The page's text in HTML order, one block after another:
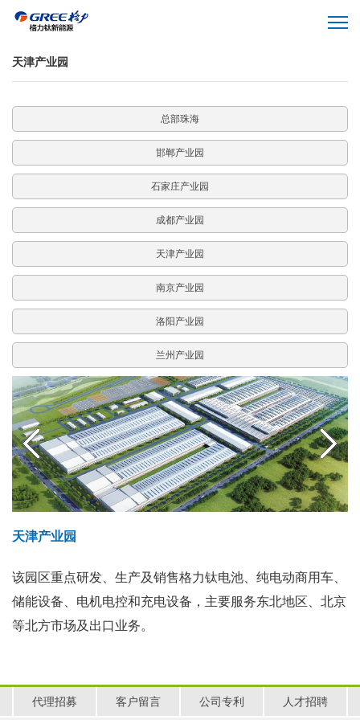
天津产业园
总部珠海
邯郸产业园
石家庄产业园
成都产业园
天津产业园
南京产业园
洛阳产业园
兰州产业园
天津产业园
该园区重点研发、生产及销售格力钛电池、纯电动商用车、
储能设备、电机电控和充电设备，主要服务东北地区、北京
等北方市场及出口业务。
代理招募 客户留言 公司专利 人才招聘